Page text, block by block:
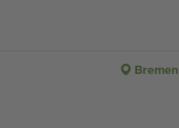
Bremen